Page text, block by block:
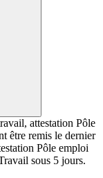
attestation Pôle
être remis le dernier
Pôle emploi
sous 5 jours.